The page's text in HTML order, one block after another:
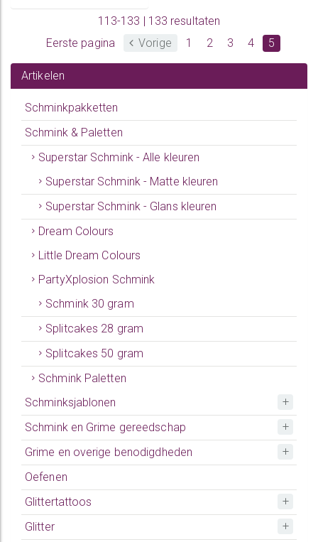
113-133 | 133 resultaten
Eerste pagina
Vorige 1 2 3 4 5
Artikelen
Schminkpakketten
Schmink & Paletten
Superstar Schmink - Alle kleuren
Superstar Schmink - Matte kleuren
Superstar Schmink - Glans kleuren
Dream Colours
Little Dream Colours
PartyXplosion Schmink
Schmink 30 gram
Splitcakes 28 gram
Splitcakes 50 gram
Schmink Paletten
Schminksjablonen
Schmink en Grime gereedschap
Grime en overige benodigdheden
Oefenen
Glittertattoos
Glitter